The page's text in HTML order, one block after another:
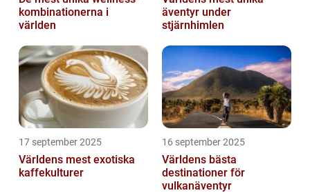
kombinationerna i
världen
äventyr under
stjärnhimlen
17 september 2025
Världens mest exotiska
kaffekulturer
16 september 2025
Världens bästa
destinationer för
vulkanäventyr